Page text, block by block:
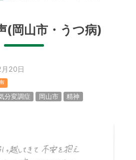
(岡山市・うつ病)
20日
分変調症 岡山市 精神